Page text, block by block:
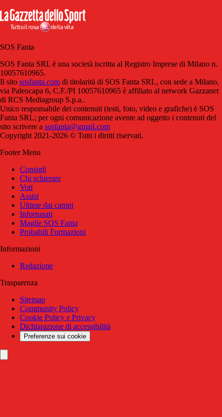
SOS Fanta
SOS Fanta SRL è una società iscritta al Registro Imprese di Milano n.
10057610965.
Il sito sosfanta.com di titolarità di SOS Fanta SRL, con sede a Milano,
via Paleocapa 6, C.F./PI 10057610965 è affiliato al network Gazzanet
di RCS Mediagroup S.p.a..
Unico responsabile dei contenuti (testi, foto, video e grafiche) è SOS
Fanta SRL; per ogni comunicazione avente ad oggetto i contenuti del
sito scrivere a sosfanta@gmail.com
Copyright 2021-2026 © Tutti i diritti riservati.
Footer Menu
Consigli
Chi schierare
Voti
Assist
Ultime dai campi
Infortunati
Maglie SOS Fanta
Probabili Formazioni
Informazioni
Redazione
Trasparenza
Sitemap
Community Policy
Cookie Policy e Privacy
Dichiarazione di accessibilità
Preferenze sui cookie